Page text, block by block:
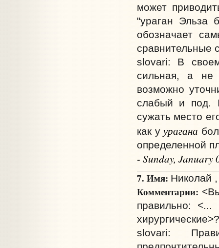
может
"ураган Эльза
обозначает
сравнительные
slovari: В
сильная, а не
возможно
слабый и под.
сужать место
как уурагана
определенной
- Sunday,
7. Имя: Николай ,
Комментарии:
правильно:
хирургические>?
slovari: